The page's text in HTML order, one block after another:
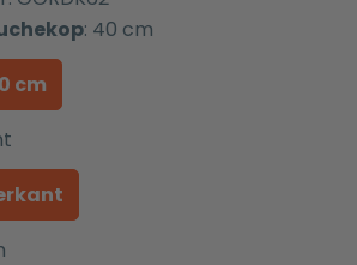
: 40 cm
cm